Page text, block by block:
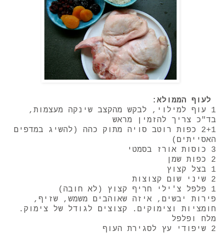
לעוף הממולא:
1 עוף למילוי, לבקש מהקצב שינקה מעצמות,
בד"כ צריך להזמין מראש
2+1 כפות רוטב סויה מתוק כהה (להשיג במדפים
האסייתים)
3 כוסות אורז בסמטי
2 כפות שמן
1 בצל קצוץ
2 שיני שום קצוצות
1 פלפל צ'ילי חריף קצוץ (לא חובה)
פירות יבשים, איזה שאוהבים משמש, שזיף,
חומציות וצימוקים. קצוצים לגודל של צימוק.
מלח ופלפל
2 שיפודי עץ לסגירת העוף